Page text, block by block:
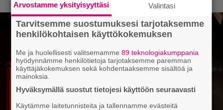
Arvostamme yksityisyyttäsi Valintasi
Tarvitsemme suostumuksesi tarjotaksemme
henkilökohtaisen käyttökokemuksen
Me ja huolellisesti valitsemamme89 teknologiakumppania
hyödynnämme henkilötietoja tarjotaksemme paremman
käyttäjäkokemuksen sekä kohdentaaksemme sisältöä ja
mainoksia.
Hyväksymällä suostut tietojesi käyttöön seuraavasti
Käytämme laitetunnisteita ja tallennamme evästeitä